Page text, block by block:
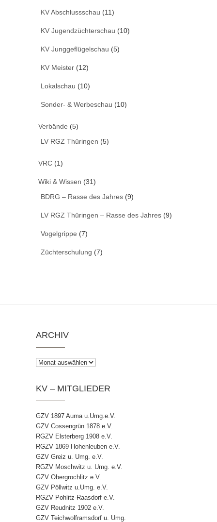
KV Abschlussschau (11)
KV Jugendzüchterschau (10)
KV Junggeflügelschau (5)
KV Meister (12)
Lokalschau (10)
Sonder- & Werbeschau (10)
Verbände (5)
LV RGZ Thüringen (5)
VRC (1)
Wiki & Wissen (31)
BDRG – Rasse des Jahres (9)
LV RGZ Thüringen – Rasse des Jahres (9)
Vogelgrippe (7)
Züchterschulung (7)
ARCHIV
Archiv
KV – MITGLIEDER
GZV 1897 Auma u.Umg.e.V.
GZV Cossengrün 1878 e.V.
RGZV Elsterberg 1908 e.V.
RGZV 1869 Hohenleuben e.V.
GZV Greiz u. Umg. e.V.
RGZV Moschwitz u. Umg. e.V.
GZV Obergrochlitz e.V.
GZV Pöllwitz u.Umg. e.V.
RGZV Pohlitz-Raasdorf e.V.
GZV Reudnitz 1902 e.V.
GZV Teichwolframsdorf u. Umg.